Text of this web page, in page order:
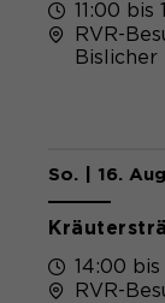
11:00 bis
RVR-
Bislicher
So. | 16.
14:00 bis
RVR-